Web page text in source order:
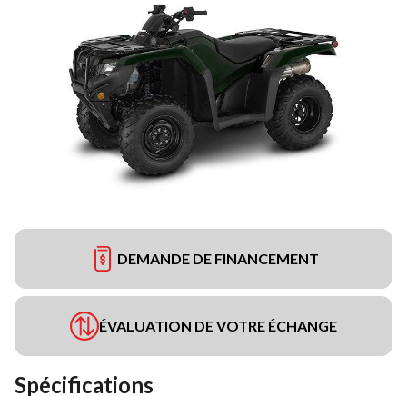
DEMANDE DE FINANCEMENT
ÉVALUATION DE VOTRE ÉCHANGE
Spécifications